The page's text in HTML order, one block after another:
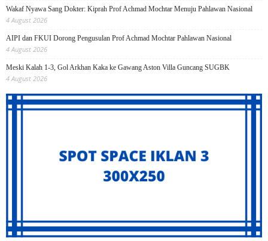
Wakaf Nyawa Sang Dokter: Kiprah Prof Achmad Mochtar Menuju Pahlawan Nasional
4 August 2026
AIPI dan FKUI Dorong Pengusulan Prof Achmad Mochtar Pahlawan Nasional
4 August 2026
Meski Kalah 1-3, Gol Arkhan Kaka ke Gawang Aston Villa Guncang SUGBK
4 August 2026